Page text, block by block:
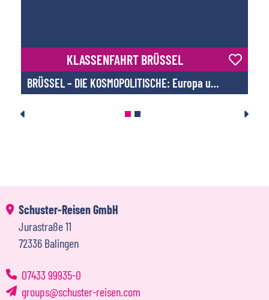
KLASSENFAHRT BRÜSSEL
BRÜSSEL – DIE KOSMOPOLITISCHE: Europa und Kunst
Schuster-Reisen GmbH
Jurastraße 11
72336 Balingen
07433 99935-0
groups
schuster-reisen.com